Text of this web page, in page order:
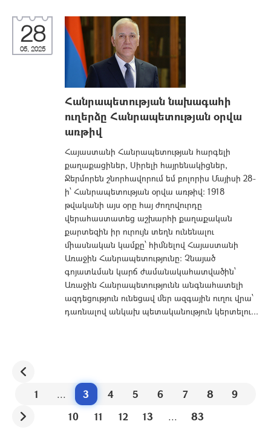
28
05, 2025
Հանրապետության նախագահի
ուղերձը Հանրապետության օրվա
առթիվ
Հայաստանի Հանրապետության հարգելի
քաղաքացիներ, Սիրելի հայրենակիցներ,
Ջերմորեն շնորհավորում եմ բոլորիս Մայիսի 28-
ի՝ Հանրապետության օրվա առթիվ։ 1918
թվականի այս օրը հայ ժողովուրդը
վերահաստատեց աշխարհի քաղաքական
քարտեզին իր ուրույն տեղն ունենալու
միասնական կամքը՝ հիմնելով Հայաստանի
Առաջին Հանրապետությունը։ Չնայած
գոյատևման կարճ ժամանակահատվածին՝
Առաջին Հանրապետությունն անգնահատելի
ազդեցություն ունեցավ մեր ազգային ուղու վրա՝
դառնալով անկախ պետականություն կերտելու...
1 ... 3 4 5 6 7 8
9
10
11 12 13 ... 83